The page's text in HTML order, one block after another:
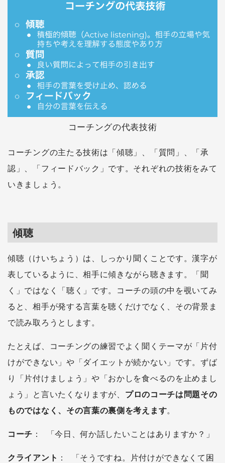
コーチングの代表技術
コーチングの主たる技術は「傾聴」、「質問」、「承
認」、「フィードバック」です。それぞれの技術をみて
いきましょう。
傾聴
傾聴（けいちょう）は、しっかり聞くことです。漢字が
表しているように、相手に傾きながら聴きます。「聞
く」ではなく「聴く」です。コーチの頭の中を覗いてみ
ると、相手が発する言葉を聴くだけでなく、その背景ま
で読み取ろうとします。
たとえば、コーチングの練習でよく聞くテーマが「片付
けができない」や「ダイエットが続かない」です。ずば
り「片付けましょう」や「おかしを食べるのを止めまし
ょう」と言いたくなりますが、 プロのコーチは問題その
ものではなく、その言葉の裏側を考えます。
コーチ ： 「今日、何か話したいことはありますか？」
クライアント ： 「そうですね。片付けができなくて困